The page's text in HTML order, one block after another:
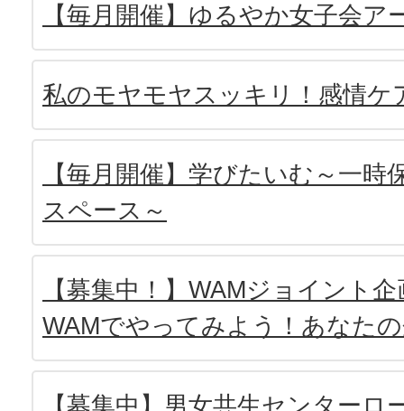
【毎月開催】ゆるやか女子会ア
私のモヤモヤスッキリ！感情ケ
【毎月開催】学びたいむ～一時
スペース～
【募集中！】WAMジョイント
WAMでやってみよう！あなた
【募集中】男女共生センターロ